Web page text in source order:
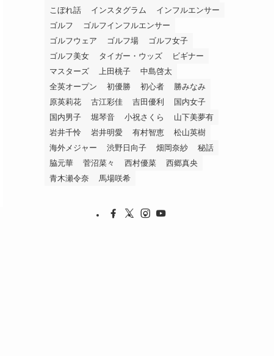
こぼれ話
インスタグラム
インフルエンサー
ゴルフ
ゴルフインフルエンサー
ゴルフウェア
ゴルフ場
ゴルフ女子
ゴルフ美女
タイガー・ウッズ
ビギナー
マスターズ
上田桃子
中島啓太
全英オープン
初優勝 初心者
勝みなみ
原英莉花
古江彩佳 吉田優利
国内女子
国内男子
堀琴音 小祝さくら
山下美夢有
岩井千怜
岩井明愛 有村智恵
松山英樹
海外メジャー
渋野日向子 畑岡奈紗
秘話
脇元華
菅沼菜々 西村優菜
西郷真央
青木瀬令奈
馬場咲希